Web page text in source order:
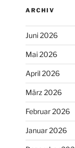
ARCHIV
Juni 2026
Mai 2026
April 2026
März 2026
Februar 2026
Januar 2026